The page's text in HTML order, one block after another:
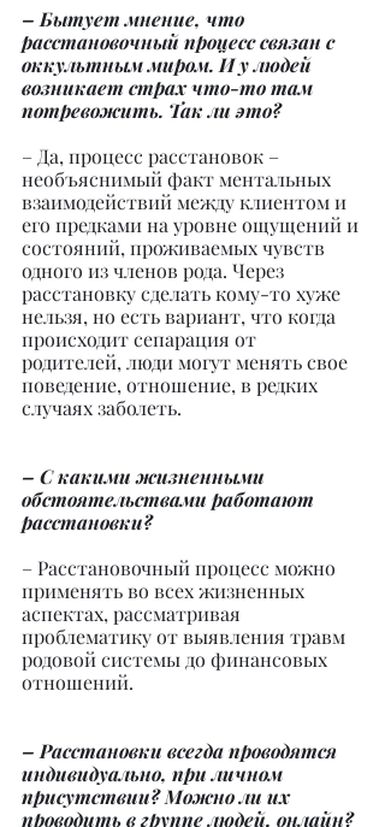
– Бытует мнение, что
расстановочный процесс связан с
оккультным миром. И у людей
возникает страх что-то там
потревожить. Так ли это?
– Да, процесс расстановок –
необъяснимый факт ментальных
взаимодействий между клиентом и
его предками на уровне ощущений и
состояний, проживаемых чувств
одного из членов рода. Через
расстановку сделать кому-то хуже
нельзя, но есть вариант, что когда
происходит сепарация от
родителей, люди могут менять свое
поведение, отношение, в редких
случаях заболеть.
– С какими жизненными
обстоятельствами работают
расстановки?
– Расстановочный процесс можно
применять во всех жизненных
аспектах, рассматривая
проблематику от выявления травм
родовой системы до финансовых
отношений.
– Расстановки всегда проводятся
индивидуально, при личном
присутствии? Можно ли их
проводить в группе людей, онлайн?